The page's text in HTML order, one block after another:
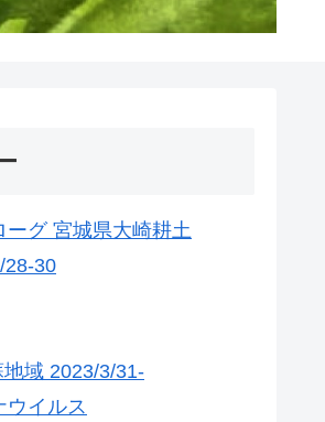
グ 宮城県大崎耕土
28-30
域 2023/3/31-
イルス